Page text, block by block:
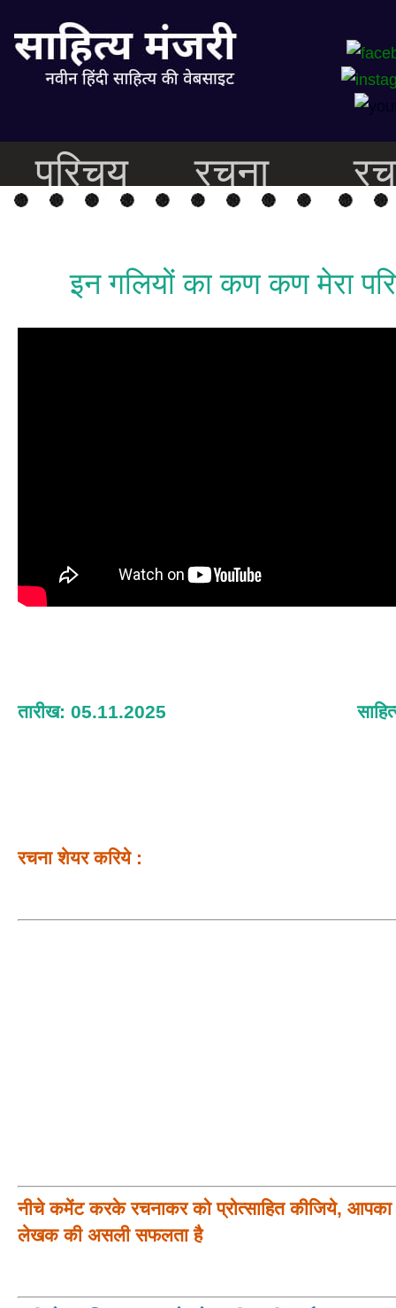
परिचय रचना
इन गलियों का कण कण मेरा
तारीख: 05.11.2025
रचना शेयर करिये :
नीचे कमेंट करके रचनाकर को प्रोत्साहित कीजिये, आपका
लेखक की असली सफलता है